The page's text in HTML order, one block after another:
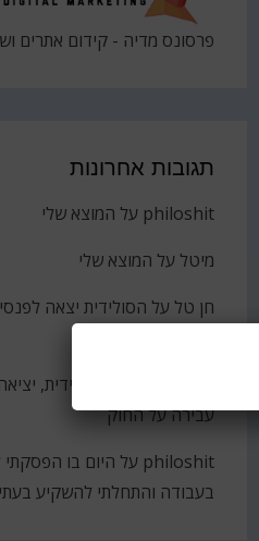
פרסונס מדיה - קידום אתרים
תגובות אחרונות
philoshit על המוצא שלי
מיטל על המוצא שלי
חן טל על
גבירתי הסולידית,
עבירה על החוק
philoshit על היום בו
בעבודה והתחלתי להשקיע